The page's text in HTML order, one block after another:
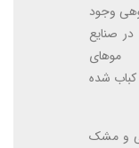
وجود
صنایع
موهای
شده
و مشک